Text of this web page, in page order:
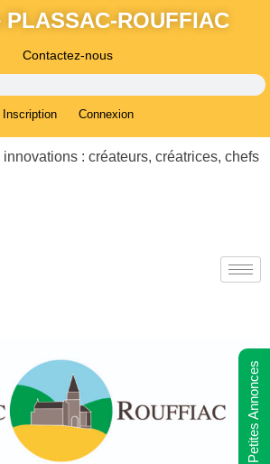
ROUFFIAC
Contactez-nous
Inscription Connexion
: créateurs, créatrices, chefs
Petites Annonces